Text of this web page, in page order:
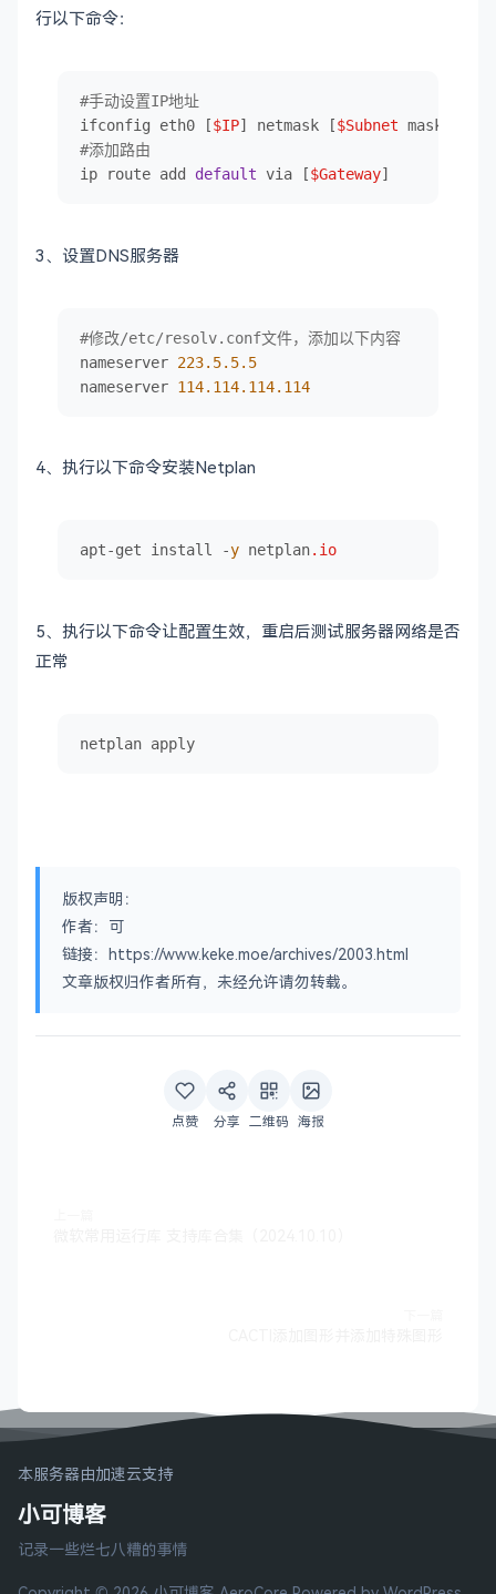
行以下命令：
#手动设置IP地址
ifconfig eth0 [$IP] netmask [$Subnet
#添加路由
ip route add default via [$Gateway]
3、设置DNS服务器
#修改/etc/resolv.conf文件，添加以下内容
nameserver 223.5.5.5
nameserver 114.114.114.114
4、 执行以下命令安装Netplan
apt-get install -y netplan.io
5、 执行以下命令让配置生效，重启后测试服务器网络是否
正常
netplan apply
版权声明：
作者：可
链接：https://www.keke.moe/archives/2003.html
文章版权归作者所有，未经允许请勿转载。
点赞 分享 二维码 海报
本服务器由加速云支持
小可博客
记录一些烂七八糟的事情